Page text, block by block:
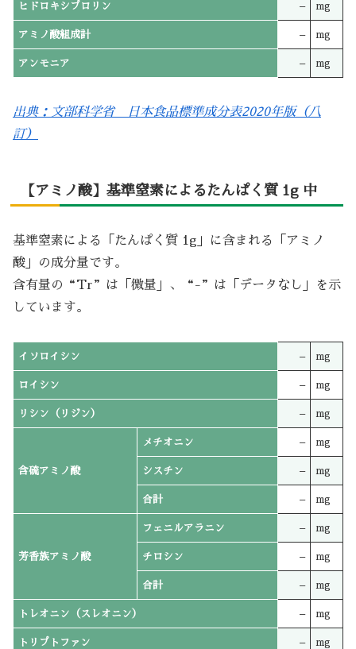
ヒドロキシプロリン – mg
アミノ酸組成計 – mg
アンモニア – mg
出典：文部科学省 日本食品標準成分表2020年版（八
訂）
【アミノ酸】基準窒素によるたんぱく質 1g 中
基準窒素による「たんぱく質 1g」に含まれる「アミノ
酸」の成分量です。
含有量の“Tr”は「微量」、“-”は「データなし」を示
しています。
イソロイシン – mg
ロイシン – mg
リシン（リジン） – mg
含硫アミノ酸
メチオニン – mg
シスチン – mg
合計 – mg
芳香族アミノ酸
フェニルアラニン – mg
チロシン – mg
合計 – mg
トレオニン（スレオニン） – mg
トリプトファン – mg